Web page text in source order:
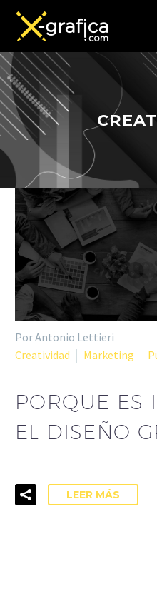
Por Antonio Lettieri
Creatividad
Marketing
PORQUE ES
EL DISEÑO
LEER MÁS